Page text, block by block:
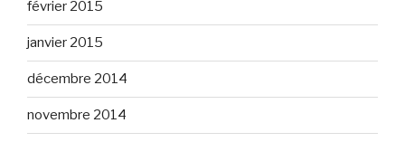
février 2015
janvier 2015
décembre 2014
novembre 2014